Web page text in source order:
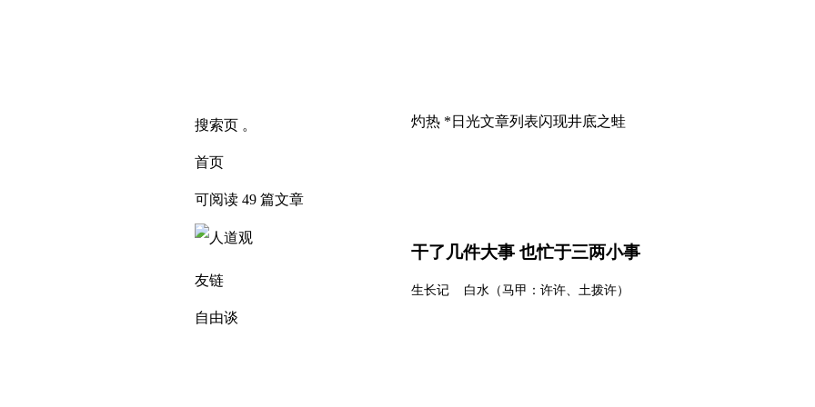
搜索页 。
首页
可阅读 49 篇文章
友链
自由谈
灼热 *日光文章列表闪现井底之蛙
干了几件大事 也忙于三两小事
生长记 白水（马甲：许许、土拨许）